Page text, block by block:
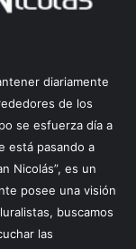
diariamente
de los
se esfuerza día a
está pasando a
Nicolás”, es un
posee una visión
buscamos
las